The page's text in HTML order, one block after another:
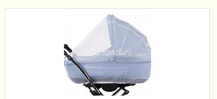
Принадлежности для выписки
Сумки для мам и детей